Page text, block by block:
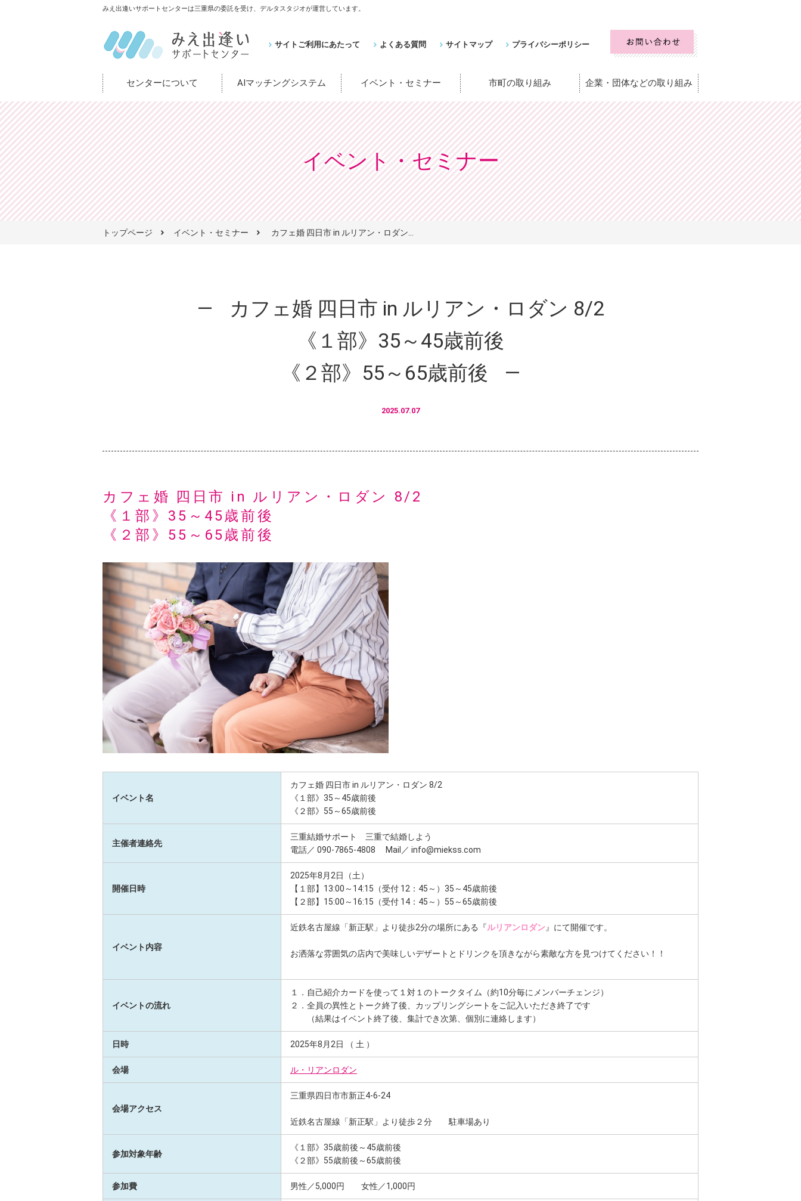
みえ出逢いサポートセンターは三重県の委託を受け、デルタスタジオが運営しています。
サイトご利用にあたって よくある質問 サイトマップ プライバシーポリシー
センターについて AIマッチングシステム イベント・セミナー 市町の取り組み 企業・団体などの取り組み
イベント・セミナー
トップページ イベント・セミナー カフェ婚 四日市 in ルリアン・ロダン...
カフェ婚 四日市 in ルリアン・ロダン 8/2
《１部》35～45歳前後
《２部》55～65歳前後
2025.07.07
カフェ婚 四日市 in ルリアン・ロダン 8/2
《１部》35～45歳前後
《２部》55～65歳前後
イベント名
カフェ婚 四日市 in ルリアン・ロダン 8/2
《１部》35～45歳前後
《２部》55～65歳前後
主催者連絡先
三重結婚サポート 三重で結婚しよう
電話／ 090-7865-4808 Mail／ info@miekss.com
開催日時
2025年8月2日（土）
【１部】13:00～14:15（受付 12：45～）35～45歳前後
【２部】15:00～16:15（受付 14：45～）55～65歳前後
イベント内容
近鉄名古屋線「新正駅」より徒歩2分の場所にある『ルリアンロダン』にて開催です。
お洒落な雰囲気の店内で美味しいデザートとドリンクを頂きながら素敵な方を見つけてください！！
イベントの流れ
１．自己紹介カードを使って１対１のトークタイム（約10分毎にメンバーチェンジ）
２．全員の異性とトーク終了後、カップリングシートをご記入いただき終了です
（結果はイベント終了後、集計でき次第、個別に連絡します）
日時 2025年8月2日 （ 土 ）
会場 ル・リアンロダン
会場アクセス
三重県四日市市新正4-6-24
近鉄名古屋線「新正駅」より徒歩２分 駐車場あり
参加対象年齢
《１部》35歳前後～45歳前後
《２部》55歳前後～65歳前後
参加費 男性／5,000円 女性／1,000円